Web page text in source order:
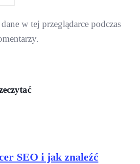
w tej przeglądarce podczas
SEO i jak znaleźć